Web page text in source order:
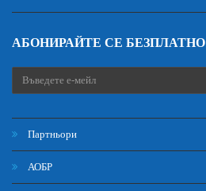
АБОНИРАЙТЕ СЕ
Партньори
АОБР